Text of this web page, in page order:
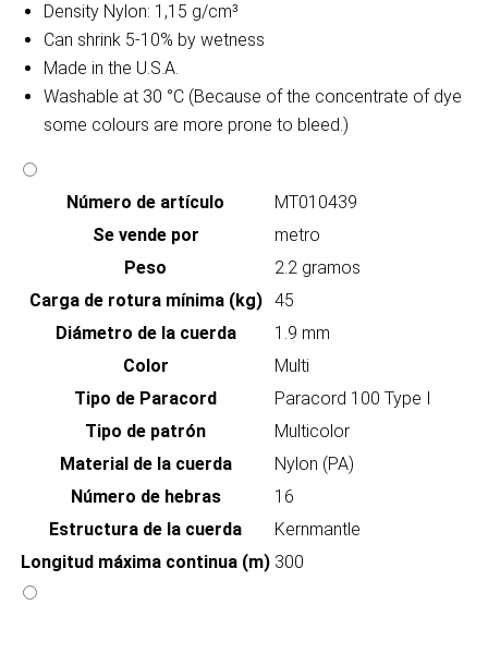
Density Nylon: 1,15 g/cm³
Can shrink 5-10% by wetness
Made in the U.S.A.
Washable at 30 °C (Because of the concentrate of dye
some colours are more prone to bleed.)
Número de artículo
MT010439
Se vende por
metro
Peso
2.2 gramos
Carga de rotura mínima (kg)
45
Diámetro de la cuerda
1.9 mm
Color
Multi
Tipo de Paracord
Paracord 100 Type I
Tipo de patrón
Multicolor
Material de la cuerda
Nylon (PA)
Número de hebras
16
Estructura de la cuerda
Kernmantle
Longitud máxima continua (m) 300